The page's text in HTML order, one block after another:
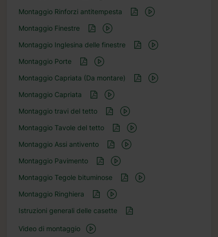
Montaggio Rinforzi antitempesta
Montaggio Finestre
Montaggio Inglesina delle finestre
Montaggio Porte
Montaggio Capriata (Da montare)
Montaggio Capriata
Montaggio travi del tetto
Montaggio Tavole del tetto
Montaggio Assi antivento
Montaggio Pavimento
Montaggio Tegole bituminose
Montaggio Ringhiera
Istruzioni generali delle casette
Video di montaggio